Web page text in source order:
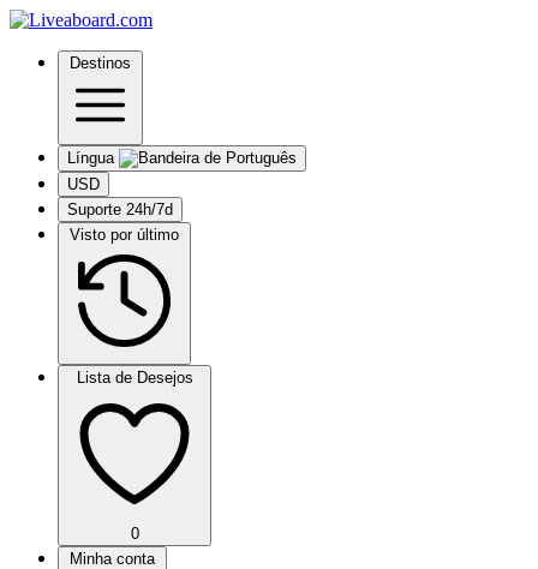
Destinos
Língua
USD
Suporte 24h/7d
Visto por último
Lista de Desejos
0
Minha conta